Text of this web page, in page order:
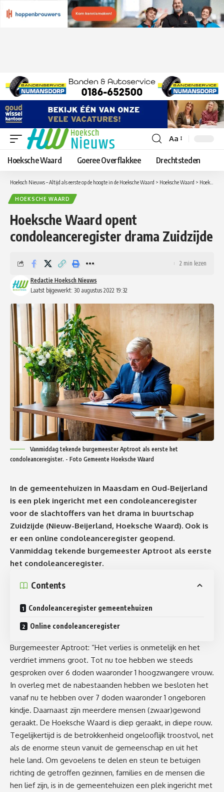
Lettergrootte
aanpassen
Aa
Hoeksche Waard Goeree Overflakkee Drechtsteden
Hoeksch Nieuws – Altijd als eerste op de hoogte in de Hoeksche Waard > Hoeksche Waard > Hoeksche Waard opent condoleanceregister drama Zuidzijde
HOEKSCHE WAARD
Hoeksche Waard opent
condoleanceregister drama Zuidzijde
Laatst bijgewerkt: 30 augustus 2022 19:32
Redactie Hoeksch Nieuws
2 min lezen
Vanmiddag tekende burgemeester Aptroot als eerste het
condoleanceregister. - Foto Gemeente Hoeksche Waard
In de gemeentehuizen in Maasdam en Oud-Beijerland
is een plek ingericht met een condoleanceregister
voor de slachtoffers van het drama in buurtschap
Zuidzijde (Nieuw-Beijerland, Hoeksche Waard). Ook is
er een online condoleanceregister geopend.
Vanmiddag tekende burgemeester Aptroot als eerste
het condoleanceregister.
Contents
Condoleanceregister gemeentehuizen
Online condoleanceregister
Burgemeester Aptroot: “Het verlies is onmetelijk en het
verdriet immens groot. Tot nu toe hebben we steeds
gesproken over 6 doden waaronder 1 hoogzwangere vrouw.
In overleg met de nabestaanden hebben we besloten het
vanaf nu te hebben over 7 doden waaronder 1 ongeboren
kindje. Daarnaast zijn meerdere mensen (zwaar)gewond
geraakt. De Hoeksche Waard is diep geraakt, in diepe rouw.
Tegelijkertijd is de betrokkenheid ongelooflijk troostvol, net
als de enorme steun vanuit de gemeenschap en uit het
hele land. Om gevoelens te delen en steun te betuigen
richting de getroffen gezinnen, families en de mensen die
hen lief zijn, is in de gemeentehuizen een plek ingericht met